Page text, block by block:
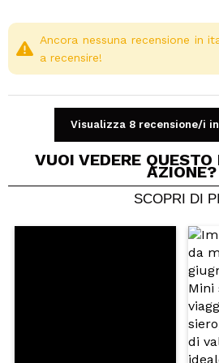
Vegan.
Cruelty free.
Condividi un video o
Il tuo video potrebbe essere il
Consiglieresti questo
INVIA
Ancora nessuna recensione in
a recensire!
Visualizza 8 recensione/i
VUOI VEDERE
AZIONE?
SCOPRI DI